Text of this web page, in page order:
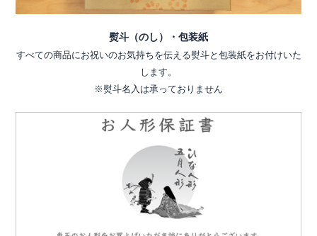
熨斗（のし）・包装紙
すべての商品にお祝いのお気持ちを伝える熨斗と包装紙をお付けいた
します。
※熨斗名入は承っておりません